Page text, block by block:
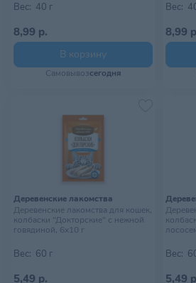
Вес: 40 г
8,99 р.
В корзину
Самовывозсегодня
Вес:
8,99
Деревенские лакомства
Деревенские лакомства для кошек,
колбаски "Докторские" с нежной
говядиной, 6х10 г
Вес: 60 г
5,49 р.
Вес:
5,49